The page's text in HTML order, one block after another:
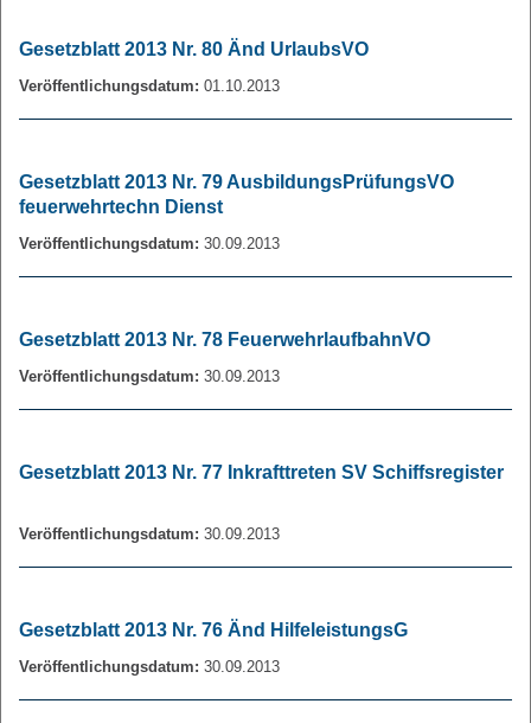
Gesetzblatt 2013 Nr. 80 Änd UrlaubsVO
Veröffentlichungsdatum: 01.10.2013
Gesetzblatt 2013 Nr. 79 AusbildungsPrüfungsVO
feuerwehrtechn Dienst
Veröffentlichungsdatum: 30.09.2013
Gesetzblatt 2013 Nr. 78 FeuerwehrlaufbahnVO
Veröffentlichungsdatum: 30.09.2013
Gesetzblatt 2013 Nr. 77 Inkrafttreten SV Schiffsregister
Veröffentlichungsdatum: 30.09.2013
Gesetzblatt 2013 Nr. 76 Änd HilfeleistungsG
Veröffentlichungsdatum: 30.09.2013